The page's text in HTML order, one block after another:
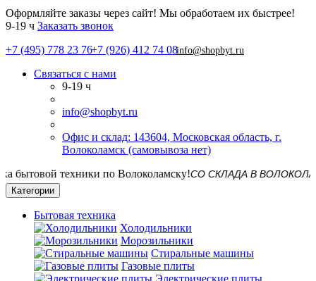
Оформляйте заказы через сайт! Мы обработаем их быстрее!
9-19 ч Заказать звонок
+7 (495) 778 23 76+7 (926) 412 74 08info@shopbyt.ru
Связаться с нами
9-19 ч
info@shopbyt.ru
Офис и склад: 143604, Московская область, г.
Волоколамск (самовывоза нет)
СО СКЛАДА В ВОЛОКОЛАМСКЕ!
Категории
Бытовая техника
Холодильники
Морозильники
Стиральные машины
Газовые плиты
Электрические плиты